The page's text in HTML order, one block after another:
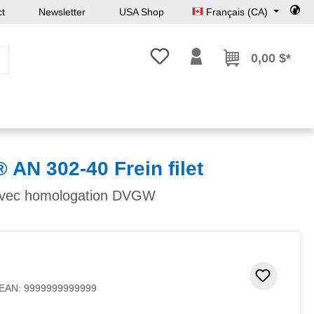
Newsletter USA Shop Français (CA)
Vous avez 0 articles dans votre
0,00 $*
AN 302-40 Frein filet
homologation DVGW
EAN: 9999999999999